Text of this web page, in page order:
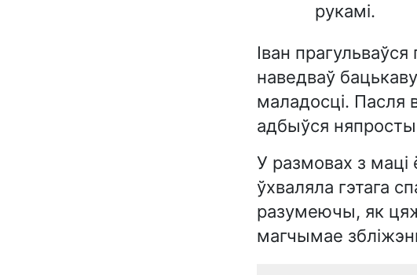
рукамі.
Іван
наведваў
маладосці. Пасля
адбыўся
У размовах з
ўхваляла гэтага
разумеючы, як
магчымае